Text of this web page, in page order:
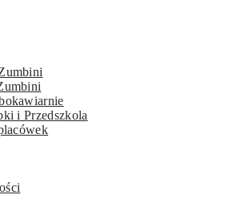
i Przedszkola